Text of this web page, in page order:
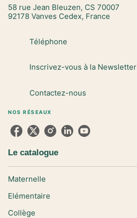
58 rue Jean Bleuzen, CS 70007
92178 Vanves Cedex, France
Téléphone
Inscrivez-vous à la Newsletter
Contactez-nous
NOS RÉSEAUX
Le catalogue
Maternelle
Elémentaire
Collège